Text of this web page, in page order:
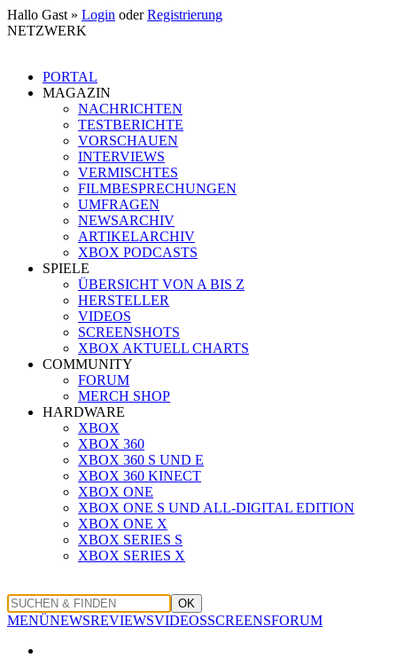
Hallo Gast » Login oderRegistrierung
NETZWERK
PORTAL
MAGAZIN
NACHRICHTEN
TESTBERICHTE
VORSCHAUEN
INTERVIEWS
VERMISCHTES
FILMBESPRECHUNGEN
UMFRAGEN
NEWSARCHIV
ARTIKELARCHIV
XBOX PODCASTS
SPIELE
ÜBERSICHT VON A BIS Z
HERSTELLER
VIDEOS
SCREENSHOTS
XBOX AKTUELL CHARTS
COMMUNITY
FORUM
MERCH SHOP
HARDWARE
XBOX
XBOX 360
XBOX 360 S UND E
XBOX 360 KINECT
XBOX ONE
XBOX ONE S UND ALL-DIGITAL EDITION
XBOX ONE X
XBOX SERIES S
XBOX SERIES X
OK
MENÜNEWSREVIEWSVIDEOSSCREENSFORUM